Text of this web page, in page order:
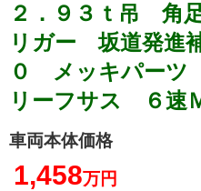
２．９３ｔ吊 角
リガー 坂道発進
０ メッキパー
リーフサス ６速
車両本体価格
1,458万円